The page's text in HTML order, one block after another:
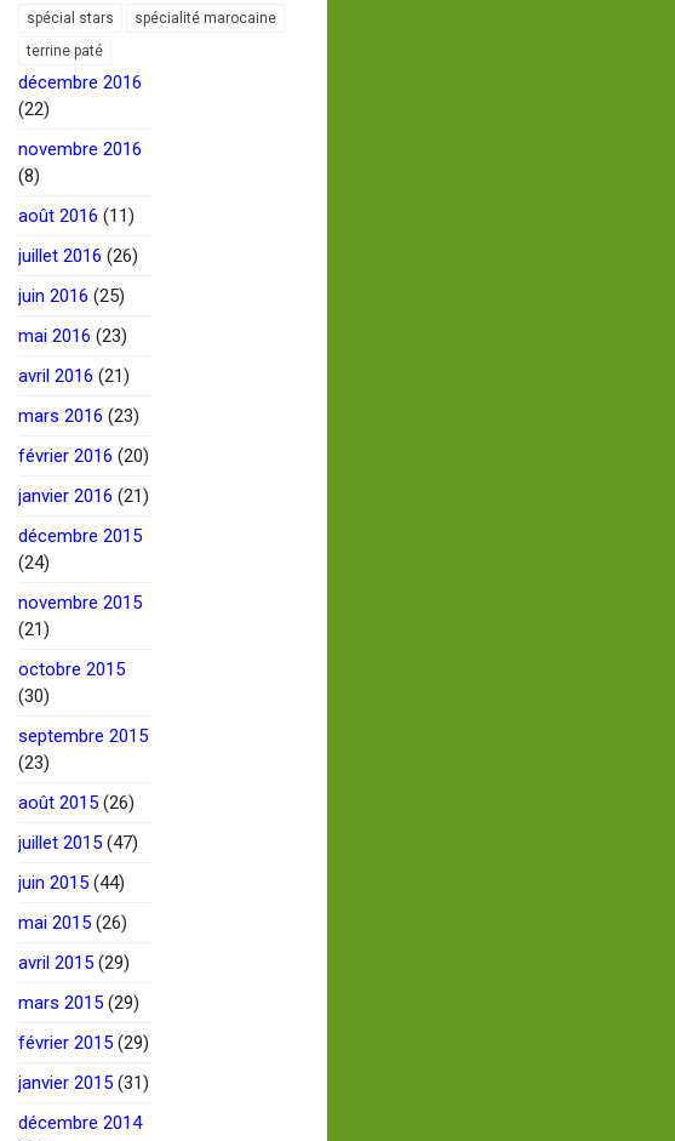
spécial stars
spécialité marocaine
terrine paté
décembre 2016
(22)
novembre 2016
(8)
août 2016 (11)
juillet 2016 (26)
juin 2016 (25)
mai 2016 (23)
avril 2016 (21)
mars 2016 (23)
février 2016 (20)
janvier 2016 (21)
décembre 2015
(24)
novembre 2015
(21)
octobre 2015
(30)
septembre 2015
(23)
août 2015 (26)
juillet 2015 (47)
juin 2015 (44)
mai 2015 (26)
avril 2015 (29)
mars 2015 (29)
février 2015 (29)
janvier 2015 (31)
décembre 2014